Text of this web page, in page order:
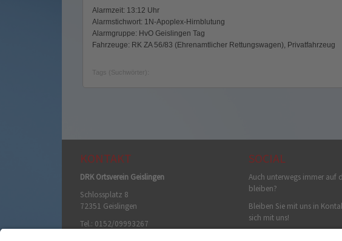
Alarmzeit: 13:12 Uhr
Alarmstichwort: 1N-Apoplex-Hirnblutung
Alarmgruppe: HvO Geislingen Tag
Fahrzeuge: RK ZA 56/83 (Ehrenamtlicher Rettungswagen), Privatfahrzeug
Tags (Suchwörter):
KONTAKT
DRK Ortsverein Geislingen
Schlossplatz 8
72351 Geislingen
Tel.: 0152/09993267
SOCIAL
Auch unterwegs immer auf
bleiben?
Bleiben Sie mit uns in
sich mit uns!